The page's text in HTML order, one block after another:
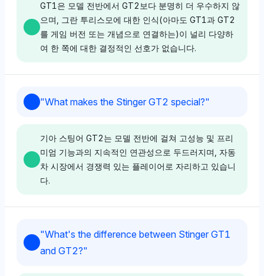
은 질문에 대한 일반적이고 비특정적입니다.
Perplexity
논평이 부족하여 중립적인 감정을 초래합니다. 그것의 분
석은 질문 중인 특정 기능을 다루지 않습니다.
Grok
그록은 기아에 대해 4%의 가시성 점유율을 보여주며, 스
팅어 GT1이나 출시 제어에 대한 직접적인 언급이 없어
Deepseek
엔티티와 강한 연관성을 통해 GT를 선호하며, 긍정적인
톤의 게임 및 모터스포츠 컨텍스트를 강조합니다. GT2
는 명확하게 언급되지 않아 이 변형에 대한 초점이 부족
함을 나타냅니다.
퍼플렉시티는 GT나 GT2를 명시적으로 선호하지 않으
없이 화웨이 클라우드(4%)와 기아(4%)와 같은 다양한
브랜드에 초점을 맞추며 중립적인 톤을 유지합니다.
GT2에 대한 특정 컨텍스트의 부재는 질문에 대한 한정
된 관련성을 나타냅니다.
ChatGPT는 약간 GT에 치우쳐 있으며, 그란 투리스모
GT1은 모델 전반에서 GT2보다 분명히 더 우수하지 않
으며, 그란 투리스모에 대한 인식(아마도 GT1과 GT2
를 게임 버전 또는 개념으로 연결하는)이 널리 다양하
여 한 쪽에 대한 결정적인 선호가 없습니다.
딥시크는 4%의 가시성 점유율로 그란 투리스모에 약간
치를 보여 줍니다. 이는 GT1이나 GT2가 브랜드 인지도
덕분에 두드러지게 인식될 수 있음을 시사합니다. 감정
톤은 중립적이며, GT1과 GT2 간의 구체적인 비교가 부
족합니다.
제미니는 GT1을 GT2보다 명시적으로 선호하지 않지만,
"What makes the Stinger GT2 special?"
기아 스팅어 GT2는 모델 전반에 걸쳐 고성능 및 프리
미엄 기능과의 지속적인 연관성으로 두드러지며, 자동
차 시장에서 경쟁력 있는 플레이어로 자리하고 있습니
다.
제미니는 기아에 대해 4%의 가시성 점유율을 강조하며,
"What's the difference between Stinger GT1
and GT2?"